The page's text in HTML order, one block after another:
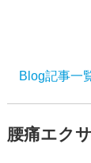
Blog記事一
腰痛エク